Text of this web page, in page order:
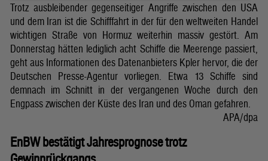
Trotz ausbleibender gegenseitiger Angriffe zwischen den USA
und dem Iran ist die Schifffahrt in der für den weltweiten Handel
wichtigen Straße von Hormuz weiterhin massiv gestört. Am
Donnerstag hätten lediglich acht Schiffe die Meerenge passiert,
geht aus Informationen des Datenanbieters Kpler hervor, die der
Deutschen Presse-Agentur vorliegen. Etwa 13 Schiffe sind
demnach im Schnitt in der vergangenen Woche durch den
Engpass zwischen der Küste des Iran und des Oman gefahren.
APA/dpa
EnBW bestätigt Jahresprognose trotz